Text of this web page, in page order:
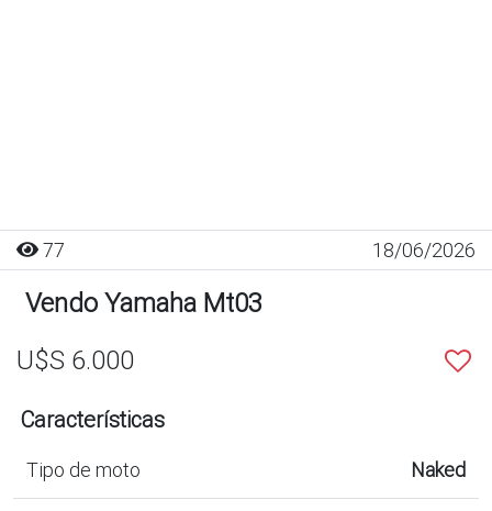
77 18/06/2026
Vendo Yamaha Mt03
U$S 6.000
Características
Tipo de moto Naked